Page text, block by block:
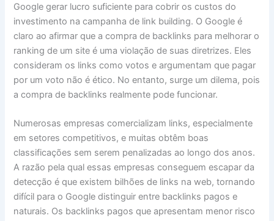
Google gerar lucro suficiente para cobrir os custos do
investimento na campanha de link building. O Google é
claro ao afirmar que a compra de backlinks para melhorar o
ranking de um site é uma violação de suas diretrizes. Eles
consideram os links como votos e argumentam que pagar
por um voto não é ético. No entanto, surge um dilema, pois
a compra de backlinks realmente pode funcionar.
Numerosas empresas comercializam links, especialmente
em setores competitivos, e muitas obtêm boas
classificações sem serem penalizadas ao longo dos anos.
A razão pela qual essas empresas conseguem escapar da
detecção é que existem bilhões de links na web, tornando
difícil para o Google distinguir entre backlinks pagos e
naturais. Os backlinks pagos que apresentam menor risco